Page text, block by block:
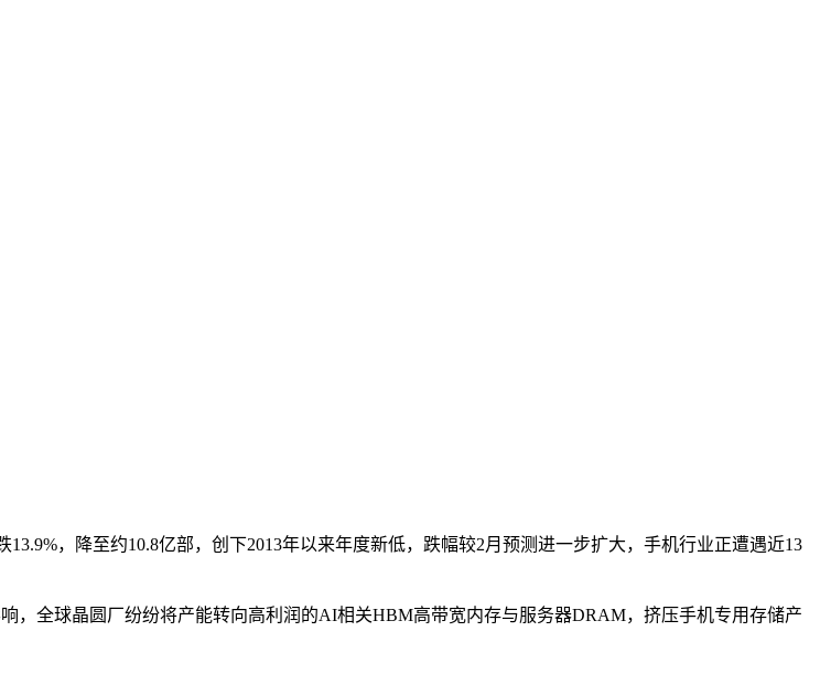
，降至约10.8亿部，创下2013年以来年度新低，跌幅较2月预测进一步扩大，手机行业正遭遇近13
，全球晶圆厂纷纷将产能转向高利润的AI相关HBM高带宽内存与服务器DRAM，挤压手机专用存储产